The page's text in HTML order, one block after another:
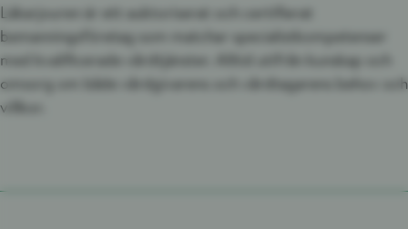
Läkarjouren är ett auktoriserat och certifierat
bemanningsföretag som matchar specialistkompetenser
med kvalificerade vårdtjänster. Alltid utifrån kunskap och
omsorg om både vårdgivarens och vårdtagarens behov och
villkor.